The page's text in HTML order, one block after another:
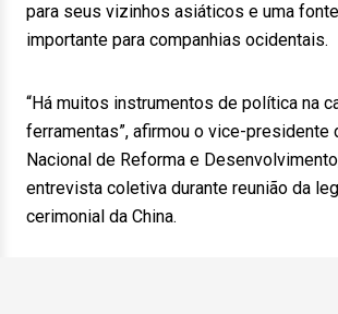
para seus vizinhos asiáticos e uma
importante para companhias ocidentais.
“Há muitos instrumentos de política na
ferramentas”, afirmou o vice-presidente
Nacional de Reforma e
entrevista coletiva durante reunião da
cerimonial da China.